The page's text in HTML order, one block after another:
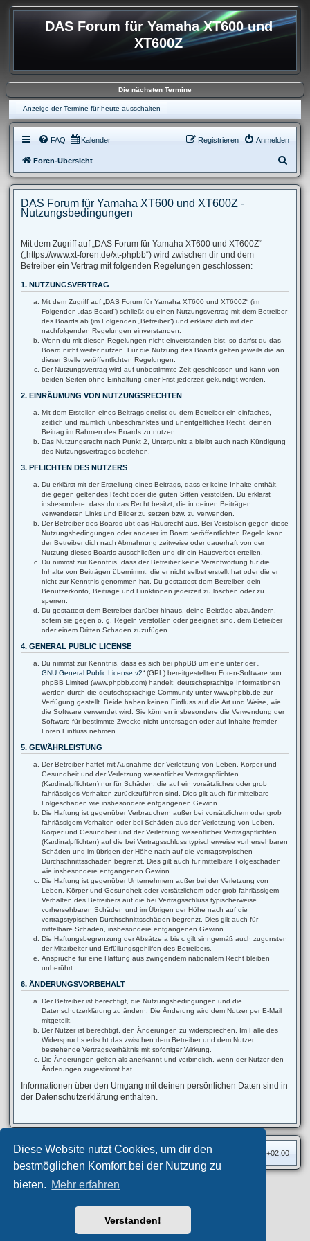
Diese Website nutzt Cookies, um dir den
bestmöglichen Komfort bei der Nutzung zu
bieten. Mehr erfahren
Verstanden!
DAS Forum für Yamaha XT600 und
XT600Z
Die nächsten Termine
Anzeige der Termine für heute ausschalten
FAQ Kalender Anmelden
Registrieren
Foren-Übersicht
u
e
DAS Forum für Yamaha XT600 und XT600Z -
Nutzungsbedingungen
Mit dem Zugriff auf „DAS Forum für Yamaha XT600 und XT600Z“
(„https://www.xt-foren.de/xt-phpbb“) wird zwischen dir und dem
Betreiber ein Vertrag mit folgenden Regelungen geschlossen:
1. NUTZUNGSVERTRAG
Mit dem Zugriff auf „DAS Forum für Yamaha XT600 und XT600Z“ (im
Folgenden „das Board“) schließt du einen Nutzungsvertrag mit dem Betreiber
des Boards ab (im Folgenden „Betreiber“) und erklärst dich mit den
nachfolgenden Regelungen einverstanden.
Wenn du mit diesen Regelungen nicht einverstanden bist, so darfst du das
Board nicht weiter nutzen. Für die Nutzung des Boards gelten jeweils die an
dieser Stelle veröffentlichten Regelungen.
Der Nutzungsvertrag wird auf unbestimmte Zeit geschlossen und kann von
beiden Seiten ohne Einhaltung einer Frist jederzeit gekündigt werden.
2. EINRÄUMUNG VON NUTZUNGSRECHTEN
Mit dem Erstellen eines Beitrags erteilst du dem Betreiber ein einfaches,
zeitlich und räumlich unbeschränktes und unentgeltliches Recht, deinen
Beitrag im Rahmen des Boards zu nutzen.
Das Nutzungsrecht nach Punkt 2, Unterpunkt a bleibt auch nach Kündigung
des Nutzungsvertrages bestehen.
3. PFLICHTEN DES NUTZERS
Du erklärst mit der Erstellung eines Beitrags, dass er keine Inhalte enthält,
die gegen geltendes Recht oder die guten Sitten verstoßen. Du erklärst
insbesondere, dass du das Recht besitzt, die in deinen Beiträgen
verwendeten Links und Bilder zu setzen bzw. zu verwenden.
Der Betreiber des Boards übt das Hausrecht aus. Bei Verstößen gegen diese
Nutzungsbedingungen oder anderer im Board veröffentlichten Regeln kann
der Betreiber dich nach Abmahnung zeitweise oder dauerhaft von der
Nutzung dieses Boards ausschließen und dir ein Hausverbot erteilen.
Du nimmst zur Kenntnis, dass der Betreiber keine Verantwortung für die
Inhalte von Beiträgen übernimmt, die er nicht selbst erstellt hat oder die er
nicht zur Kenntnis genommen hat. Du gestattest dem Betreiber, dein
Benutzerkonto, Beiträge und Funktionen jederzeit zu löschen oder zu
sperren.
Du gestattest dem Betreiber darüber hinaus, deine Beiträge abzuändern,
sofern sie gegen o. g. Regeln verstoßen oder geeignet sind, dem Betreiber
oder einem Dritten Schaden zuzufügen.
4. GENERAL PUBLIC LICENSE
Du nimmst zur Kenntnis, dass es sich bei phpBB um eine unter der „
GNU General Public License v2“ (GPL) bereitgestellten Foren-Software von
phpBB Limited (www.phpbb.com) handelt; deutschsprachige Informationen
werden durch die deutschsprachige Community unter www.phpbb.de zur
Verfügung gestellt. Beide haben keinen Einfluss auf die Art und Weise, wie
die Software verwendet wird. Sie können insbesondere die Verwendung der
Software für bestimmte Zwecke nicht untersagen oder auf Inhalte fremder
Foren Einfluss nehmen.
5. GEWÄHRLEISTUNG
Der Betreiber haftet mit Ausnahme der Verletzung von Leben, Körper und
Gesundheit und der Verletzung wesentlicher Vertragspflichten
(Kardinalpflichten) nur für Schäden, die auf ein vorsätzliches oder grob
fahrlässiges Verhalten zurückzuführen sind. Dies gilt auch für mittelbare
Folgeschäden wie insbesondere entgangenen Gewinn.
Die Haftung ist gegenüber Verbrauchern außer bei vorsätzlichem oder grob
fahrlässigem Verhalten oder bei Schäden aus der Verletzung von Leben,
Körper und Gesundheit und der Verletzung wesentlicher Vertragspflichten
(Kardinalpflichten) auf die bei Vertragsschluss typischerweise vorhersehbaren
Schäden und im übrigen der Höhe nach auf die vertragstypischen
Durchschnittsschäden begrenzt. Dies gilt auch für mittelbare Folgeschäden
wie insbesondere entgangenen Gewinn.
Die Haftung ist gegenüber Unternehmern außer bei der Verletzung von
Leben, Körper und Gesundheit oder vorsätzlichem oder grob fahrlässigem
Verhalten des Betreibers auf die bei Vertragsschluss typischerweise
vorhersehbaren Schäden und im Übrigen der Höhe nach auf die
vertragstypischen Durchschnittsschäden begrenzt. Dies gilt auch für
mittelbare Schäden, insbesondere entgangenen Gewinn.
Die Haftungsbegrenzung der Absätze a bis c gilt sinngemäß auch zugunsten
der Mitarbeiter und Erfüllungsgehilfen des Betreibers.
Ansprüche für eine Haftung aus zwingendem nationalem Recht bleiben
unberührt.
6. ÄNDERUNGSVORBEHALT
Der Betreiber ist berechtigt, die Nutzungsbedingungen und die
Datenschutzerklärung zu ändern. Die Änderung wird dem Nutzer per E-Mail
mitgeteilt.
Der Nutzer ist berechtigt, den Änderungen zu widersprechen. Im Falle des
Widerspruchs erlischt das zwischen dem Betreiber und dem Nutzer
bestehende Vertragsverhältnis mit sofortiger Wirkung.
Die Änderungen gelten als anerkannt und verbindlich, wenn der Nutzer den
Änderungen zugestimmt hat.
Informationen über den Umgang mit deinen persönlichen Daten sind in
der Datenschutzerklärung enthalten.
Foren-Übersicht Alle Zeiten sind UTC+02:00
Privates Forum ©